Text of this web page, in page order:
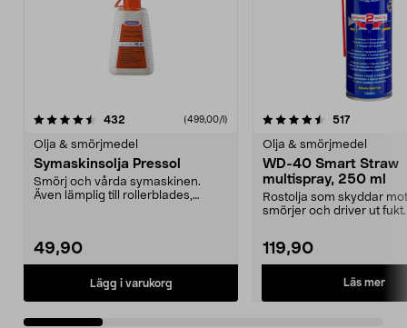
432 recensioner(499,00/l)
Olja & smörjmedel
Symaskinsolja Pressol
Smörj och vårda symaskinen.
Även lämplig till rollerblades,
49,90
Lägg i varukorg
4.5 av 5 stjärnor 517
Olja & smörjmedel
WD-40 Smart Straw
multispray, 250 ml
Rostolja som skyddar
smörjer och driver ut
119,90
Läs mer
4.5 av 5 stjärnor